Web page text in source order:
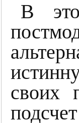
В
своих